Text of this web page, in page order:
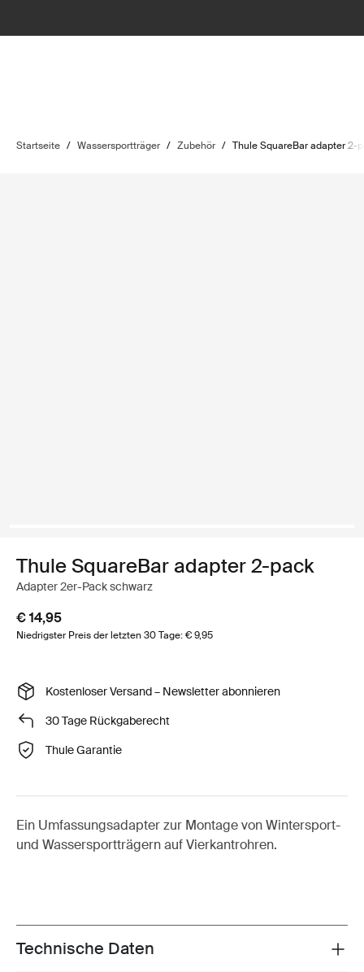
Startseite / Wassersportträger / Zubehör / Thule SquareBar adapter 2-
Thule SquareBar adapter 2-pack
Adapter 2er-Pack schwarz
€ 14,95
Niedrigster Preis der letzten 30 Tage: € 9,95
Kostenloser Versand – Newsletter abonnieren
30 Tage Rückgaberecht
Thule Garantie
Ein Umfassungsadapter zur Montage von Wintersport-
und Wassersportträgern auf Vierkantrohren.
Toggle techspec
Technische Daten